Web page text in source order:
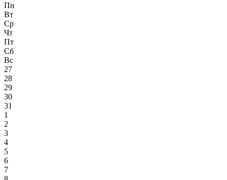
Пн
Вт
Ср
Чт
Пт
Сб
Вс
27
28
29
30
31
1
2
3
4
5
6
7